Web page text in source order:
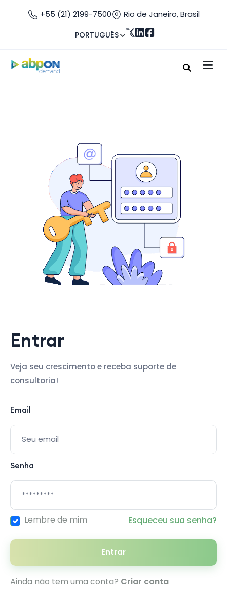
+55 (21) 2199-7500 Rio de Janeiro, Brasil
PORTUGUÊS
Entrar
Veja seu crescimento e receba suporte de
consultoria!
Email
Senha
Lembre de mim Esqueceu sua senha?
Entrar
Ainda não tem uma conta? Criar conta